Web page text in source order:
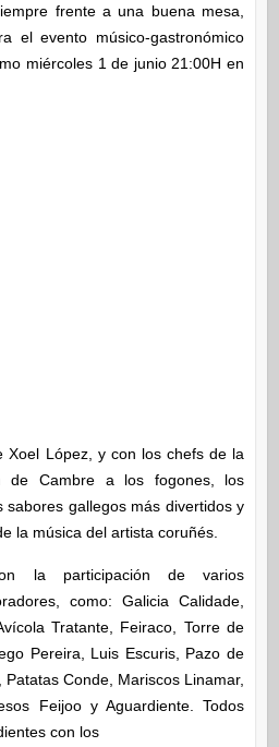
frente a una buena mesa,
el evento músico-gastronómico
miércoles 1 de junio 21:00H en
Xoel López, y con los chefs de la
de Cambre a los fogones, los
sabores gallegos más divertidos y
la música del artista coruñés.
la participación de varios
como: Galicia Calidade,
Tratante, Feiraco, Torre de
Pereira, Luis Escuris, Pazo de
Conde, Mariscos Linamar,
Feijoo y Aguardiente. Todos
con los